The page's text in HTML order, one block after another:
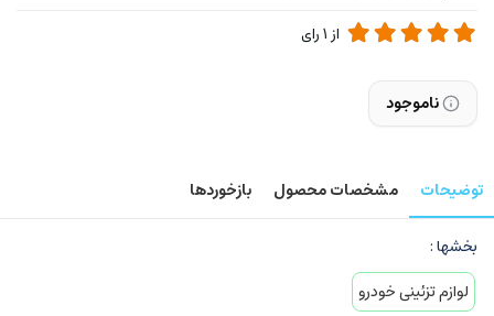
از 1رای
ناموجود
توضیحات مشخصات محصول بازخوردها
بخشها :
لوازم تزئینی خودرو